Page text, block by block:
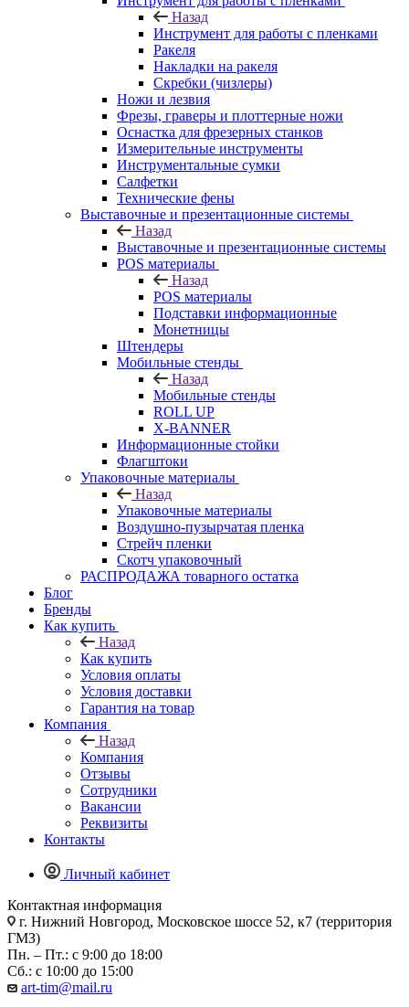
Назад
Инструмент для работы с пленками
Ракеля
Накладки на ракеля
Скребки (чизлеры)
Ножи и лезвия
Фрезы, граверы и плоттерные ножи
Оснастка для фрезерных станков
Измерительные инструменты
Инструментальные сумки
Салфетки
Технические фены
Выставочные и презентационные системы
Назад
Выставочные и презентационные системы
POS материалы
Назад
POS материалы
Подставки информационные
Монетницы
Штендеры
Мобильные стенды
Назад
Мобильные стенды
ROLL UP
X-BANNER
Информационные стойки
Флагштоки
Упаковочные материалы
Назад
Упаковочные материалы
Воздушно-пузырчатая пленка
Стрейч пленки
Скотч упаковочный
РАСПРОДАЖА товарного остатка
Блог
Бренды
Как купить
Назад
Как купить
Условия оплаты
Условия доставки
Гарантия на товар
Компания
Назад
Компания
Отзывы
Сотрудники
Вакансии
Реквизиты
Контакты
Личный кабинет
Контактная информация
г. Нижний Новгород, Московское шоссе 52, к7 (территория
ГМЗ)
Пн. – Пт.: с 9:00 до 18:00
Сб.: с 10:00 до 15:00
art-tim@mail.ru